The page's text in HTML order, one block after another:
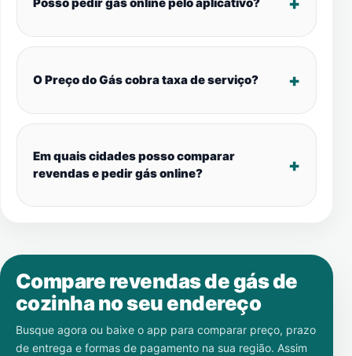
O Preço do Gás cobra taxa de serviço?
Em quais cidades posso comparar
revendas e pedir gás online?
Compare revendas de gás de
cozinha no seu endereço
Busque agora ou baixe o app para comparar preço, prazo
de entrega e formas de pagamento na sua região. Assim